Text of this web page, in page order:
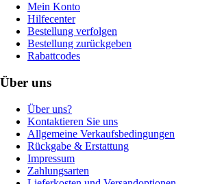
Mein Konto
Hilfecenter
Bestellung verfolgen
Bestellung zurückgeben
Rabattcodes
Über uns
Über uns?
Kontaktieren Sie uns
Allgemeine Verkaufsbedingungen
Rückgabe & Erstattung
Impressum
Zahlungsarten